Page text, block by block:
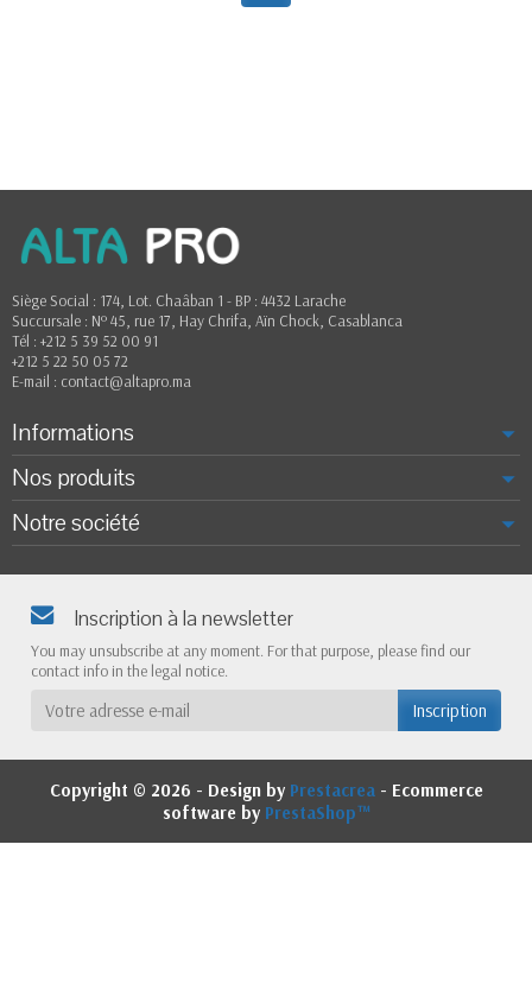
Siège Social : 174, Lot. Chaâban 1 - BP : 4432 Larache
Succursale : Nº 45, rue 17, Hay Chrifa, Aïn Chock, Casablanca
Tél : +212 5 39 52 00 91
+212 5 22 50 05 72
E-mail : contact@altapro.ma
Informations
Nos produits
Notre société
Inscription à la newsletter
You may unsubscribe at any moment. For that purpose, please find our
contact info in the legal notice.
Copyright © 2026 - Design by Prestacrea- Ecommerce
software by PrestaShop™